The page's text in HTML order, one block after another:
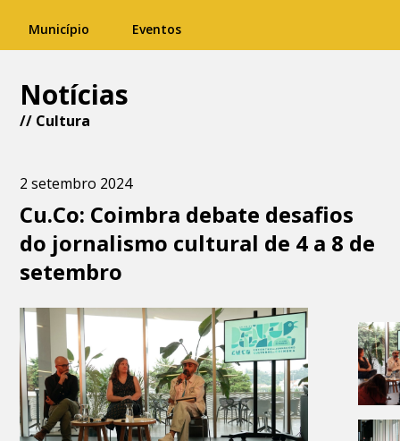
Município Eventos
Notícias
// Cultura
2 setembro 2024
Cu.Co: Coimbra debate desafios
do jornalismo cultural de 4 a 8 de
setembro